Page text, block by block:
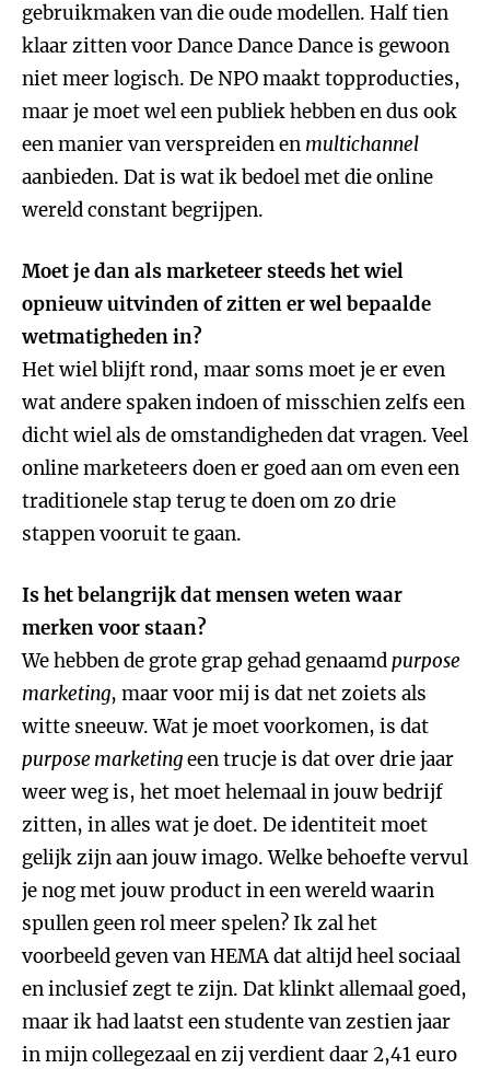
gebruikmaken van die oude modellen. Half tien
klaar zitten voor Dance Dance Dance is gewoon
niet meer logisch. De NPO maakt topproducties,
maar je moet wel een publiek hebben en dus ook
een manier van verspreiden en multichannel
aanbieden. Dat is wat ik bedoel met die online
wereld constant begrijpen.
Moet je dan als marketeer steeds het wiel
opnieuw uitvinden of zitten er wel bepaalde
wetmatigheden in?
Het wiel blijft rond, maar soms moet je er even
wat andere spaken indoen of misschien zelfs een
dicht wiel als de omstandigheden dat vragen. Veel
online marketeers doen er goed aan om even een
traditionele stap terug te doen om zo drie
stappen vooruit te gaan.
Is het belangrijk dat mensen weten waar
merken voor staan?
We hebben de grote grap gehad genaamdpurpose
marketing, maar voor mij is dat net zoiets als
witte sneeuw. Wat je moet voorkomen, is dat
purpose marketingeen trucje is dat over drie jaar
weer weg is, het moet helemaal in jouw bedrijf
zitten, in alles wat je doet. De identiteit moet
gelijk zijn aan jouw imago. Welke behoefte vervul
je nog met jouw product in een wereld waarin
spullen geen rol meer spelen? Ik zal het
voorbeeld geven van HEMA dat altijd heel sociaal
en inclusief zegt te zijn. Dat klinkt allemaal goed,
maar ik had laatst een studente van zestien jaar
in mijn collegezaal en zij verdient daar 2,41 euro